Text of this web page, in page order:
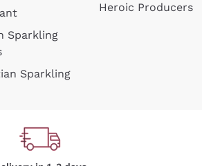
Sparkling
Sparkling
Heroic Producers